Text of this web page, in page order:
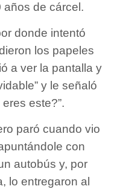
años de cárcel.
donde intentó
los papeles
a ver la pantalla y
y le señaló
este?”.
paró cuando vio
con
autobús y, por
lo entregaron al